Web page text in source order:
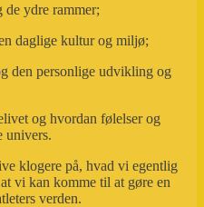
ydre rammer;
daglige kultur og miljø;
den personlige udvikling og
og hvordan følelser og
univers.
klogere på, hvad vi egentlig
vi kan komme til at gøre en
verden.